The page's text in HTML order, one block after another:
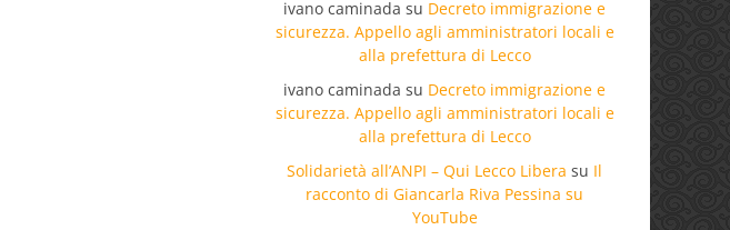
ivano caminada su Decreto immigrazione e
sicurezza. Appello agli amministratori locali e
alla prefettura di Lecco
ivano caminada su Decreto immigrazione e
sicurezza. Appello agli amministratori locali e
alla prefettura di Lecco
Solidarietà all’ANPI – Qui Lecco Libera su Il
racconto di Giancarla Riva Pessina su
YouTube